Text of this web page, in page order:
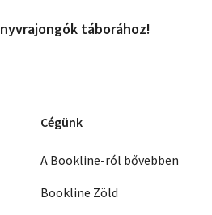
táborához!
Cégünk
A Bookline-ról bővebben
Bookline Zöld